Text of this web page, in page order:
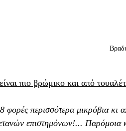
πιο βρώμικο και από
φορές περισσότερα μικρόβια
επιστημόνων!... Παρόμοια